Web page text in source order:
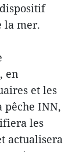
la mer.
en
et les
pêche INN,
les
actualisera